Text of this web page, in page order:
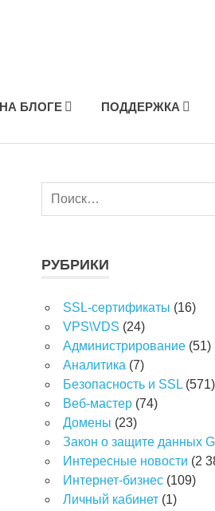
БЛОГЕ ПОДДЕРЖКА
РУБРИКИ
SSL-сертификаты (16)
VPS\VDS (24)
Администрирование (51)
Аналитика (7)
Безопасность и SSL (571)
Веб-мастер (74)
Домены (23)
Закон о защите данных
Интересные новости (2
Интернет-бизнес (109)
Личный кабинет (1)